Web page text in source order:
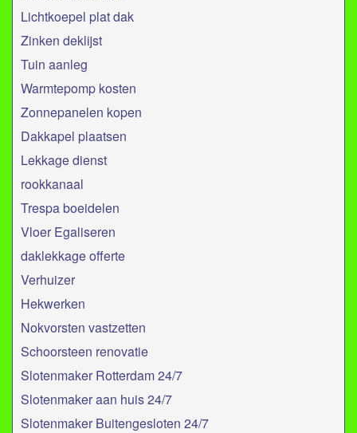
Lichtkoepel plat dak
Zinken deklijst
Tuin aanleg
Warmtepomp kosten
Zonnepanelen kopen
Dakkapel plaatsen
Lekkage dienst
rookkanaal
Trespa boeidelen
Vloer Egaliseren
daklekkage offerte
Verhuizer
Hekwerken
Nokvorsten vastzetten
Schoorsteen renovatie
Slotenmaker Rotterdam 24/7
Slotenmaker aan huis 24/7
Slotenmaker Buitengesloten 24/7